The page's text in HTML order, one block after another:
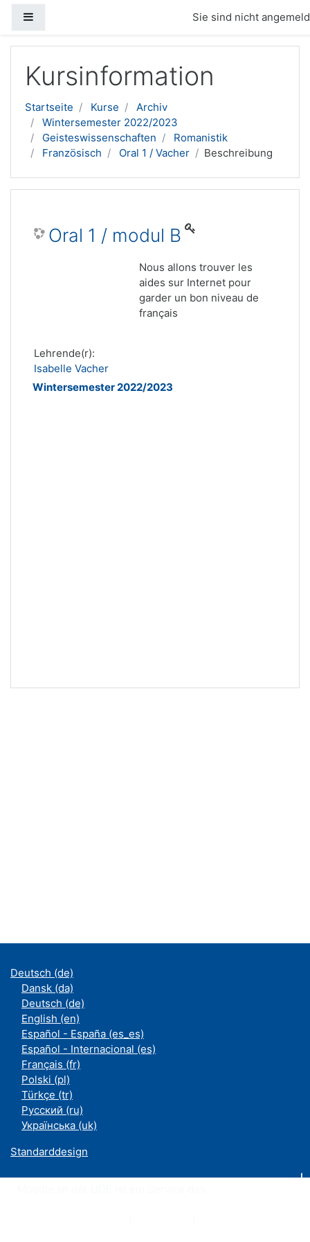
Sie sind nicht
Kursinformation
Startseite Kurse
Archiv
Wintersemester 2022/2023
Geisteswissenschaften
Romanistik
Französisch
Oral 1 / Vacher Beschreibung
Oral 1 / modul B
Nous allons trouver les
aides sur Internet pour
garder un bon niveau de
français
Lehrende(r):
Isabelle Vacher
Wintersemester 2022/2023
Deutsch ‎(de)‎
Dansk ‎(da)‎
Deutsch ‎(de)‎
English ‎(en)‎
Español - España ‎(es_es)‎
Español - Internacional ‎(es)‎
Français ‎(fr)‎
Polski ‎(pl)‎
Türkçe ‎(tr)‎
Русский ‎(ru)‎
Українська ‎(uk)‎
Standarddesign